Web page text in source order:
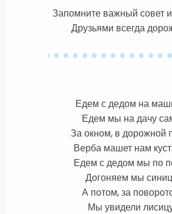
Запомните важный совет
Друзьями всегда
Едем с дедом на
Едем мы на дачу
За окном, в дорожной
Верба машет нам
Едем с дедом мы по
Догоняем мы
А потом, за
Мы увидели